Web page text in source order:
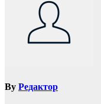
By Редактор